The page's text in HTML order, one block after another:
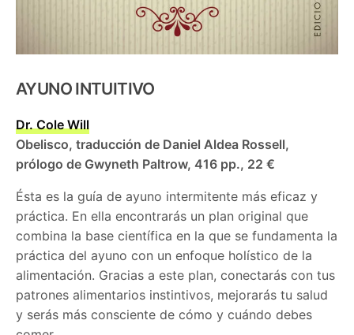
AYUNO INTUITIVO
Dr. Cole Will
Obelisco, traducción de Daniel Aldea Rossell,
prólogo de Gwyneth Paltrow, 416 pp., 22 €
Ésta es la guía de ayuno intermitente más eficaz y
práctica. En ella encontrarás un plan original que
combina la base científica en la que se fundamenta la
práctica del ayuno con un enfoque holístico de la
alimentación. Gracias a este plan, conectarás con tus
patrones alimentarios instintivos, mejorarás tu salud
y serás más consciente de cómo y cuándo debes